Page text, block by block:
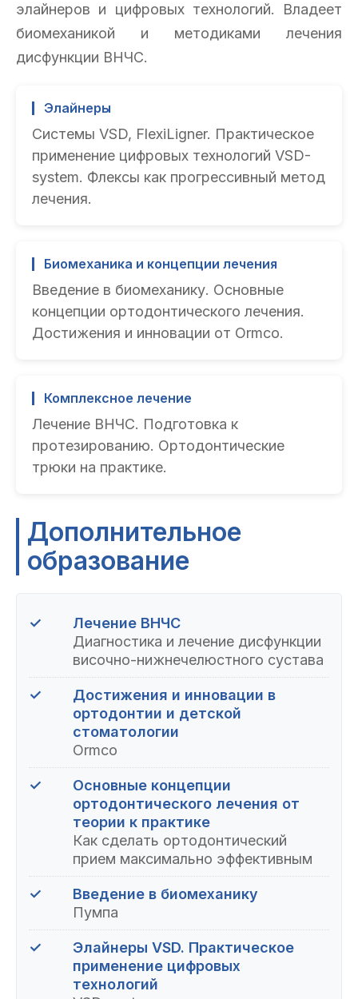
элайнеров и цифровых технологий. Владеет
биомеханикой и методиками лечения
дисфункции ВНЧС.
Элайнеры
Системы VSD, FlexiLigner. Практическое
применение цифровых технологий VSD-
system. Флексы как прогрессивный метод
лечения.
Биомеханика и концепции лечения
Введение в биомеханику. Основные
концепции ортодонтического лечения.
Достижения и инновации от Ormco.
Комплексное лечение
Лечение ВНЧС. Подготовка к
протезированию. Ортодонтические
трюки на практике.
Дополнительное
образование
✓
Лечение ВНЧС
Диагностика и лечение дисфункции
височно-нижнечелюстного сустава
✓
Достижения и инновации в
ортодонтии и детской
стоматологии
Ormco
✓
Основные концепции
ортодонтического лечения от
теории к практике
Как сделать ортодонтический
прием максимально эффективным
✓
Введение в биомеханику
Пумпа
✓
Элайнеры VSD. Практическое
применение цифровых
технологий